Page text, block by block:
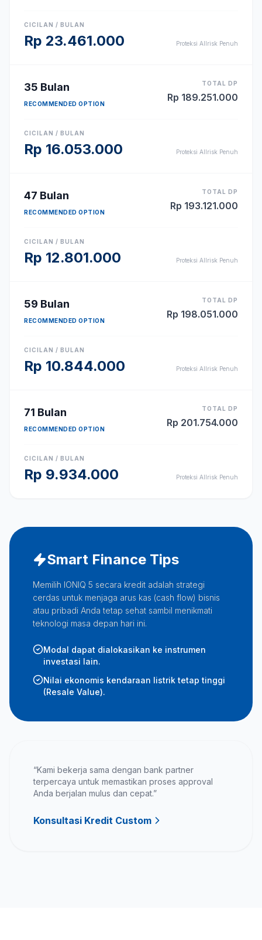
CICILAN / BULAN
Rp 23.461.000 Proteksi Allrisk Penuh
35 Bulan
RECOMMENDED OPTION
TOTAL DP
Rp 189.251.000
CICILAN / BULAN
Rp 16.053.000 Proteksi Allrisk Penuh
47 Bulan
RECOMMENDED OPTION
TOTAL DP
Rp 193.121.000
CICILAN / BULAN
Rp 12.801.000 Proteksi Allrisk Penuh
59 Bulan
RECOMMENDED OPTION
TOTAL DP
Rp 198.051.000
CICILAN / BULAN
Rp 10.844.000 Proteksi Allrisk Penuh
71 Bulan
RECOMMENDED OPTION
TOTAL DP
Rp 201.754.000
CICILAN / BULAN
Rp 9.934.000 Proteksi Allrisk Penuh
Smart Finance Tips
Memilih IONIQ 5 secara kredit adalah strategi
cerdas untuk menjaga arus kas (cash flow) bisnis
atau pribadi Anda tetap sehat sambil menikmati
teknologi masa depan hari ini.
Modal dapat dialokasikan ke instrumen
investasi lain.
Nilai ekonomis kendaraan listrik tetap tinggi
(Resale Value).
“Kami bekerja sama dengan bank partner
terpercaya untuk memastikan proses approval
Anda berjalan mulus dan cepat.”
Konsultasi Kredit Custom